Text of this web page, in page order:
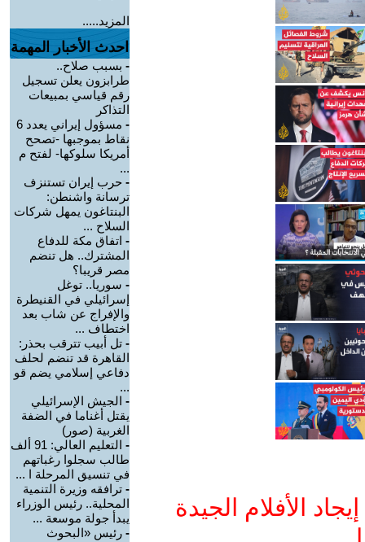
الأفلام الجيدة
المزيد.....
احدث الأخبار المهمة
- بسبب صلاح..
طرابزون يعلن تسجيل
رقم قياسي بمبيعات
التذاكر
-
مسؤول إيراني يعدد 6
نقاط بموجبها -تصحح
أمريكا سلوكها- لفتح م
...
- حرب إيران تستنزف
ترسانة واشنطن:
البنتاغون يمهل شركات
السلاح ...
- اتفاق مكة للدفاع
المشترك.. هل تنضم
مصر قريبا؟
- سوريا.. توغل
إسرائيلي في القنيطرة
والإفراج عن شاب بعد
اختطاف ...
- تل أبيب تترقب بحذر:
القاهرة قد تنضم لحلف
دفاعي إسلامي يضم قو
...
- الجيش الإسرائيلي
يقتل أغناما في الضفة
الغربية (صور)
-
التعليم العالي: 91 ألف
طالب سجلوا رغباتهم
في تنسيق المرحلة ا ...
- ترافقه وزيرة التنمية
المحلية.. رئيس الوزراء
يبدأ جولة موسعة ...
- رئيس «البحوث